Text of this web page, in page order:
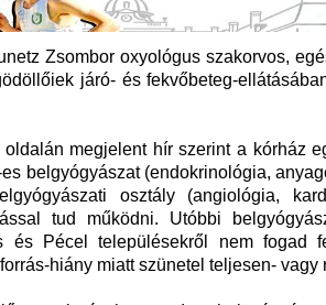
Zsombor oxyológus szakorvos,
járó- és fekvőbeteg-
megjelent hír szerint a kórház
belgyógyászat (endokrinológia,
osztály (angiológia,
tud működni. Utóbbi
és Pécel településekről nem fogad
hiány miatt szünetel teljesen-